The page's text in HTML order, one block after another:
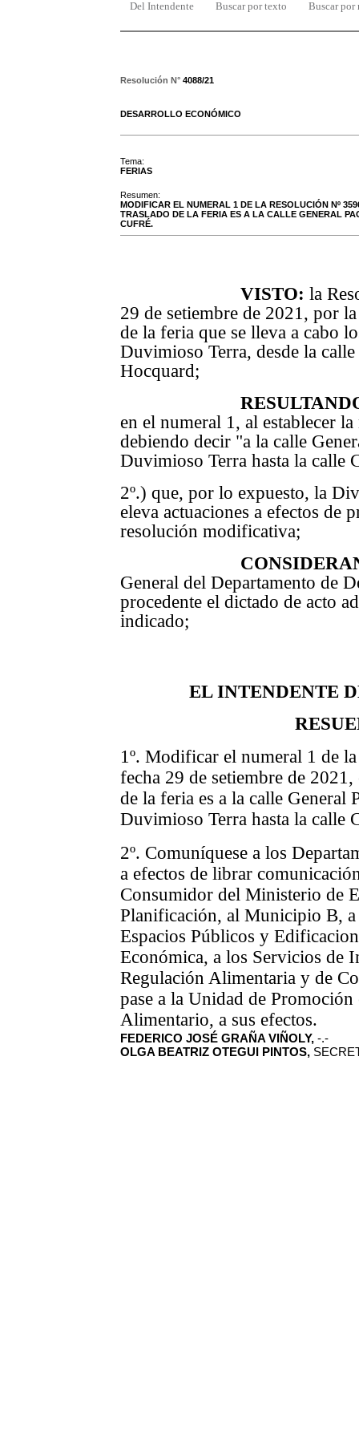
Del Intendente Buscar por texto Buscar por
Resolución N° 4088/21
DESARROLLO ECONÓMICO
Tema:
FERIAS
Resumen:
MODIFICAR EL NUMERAL 1 DE LA RESOLUCIÓN Nº
TRASLADO DE LA FERIA ES A LA CALLE GENERAL
CUFRÉ.
VISTO: la
29 de setiembre de 2021, por
de la feria que se lleva a cabo
Duvimioso Terra, desde la
Hocquard;
en el numeral 1, al establecer
debiendo decir "a la calle
Duvimioso Terra hasta la calle
2º.) que, por lo expuesto, la
eleva actuaciones a efectos de
resolución modificativa;
General del Departamento de
procedente el dictado de acto
indicado;
EL INTENDENTE
1º. Modificar el numeral 1 de
fecha 29 de setiembre de
de la feria es a la calle General
Duvimioso Terra hasta la calle
2º. Comuníquese a los
a efectos de librar
Consumidor del Ministerio de
Planificación, al Municipio B,
Espacios Públicos y
Económica, a los Servicios de
Regulación Alimentaria y de
pase a la Unidad de
Alimentario, a sus efectos.
FEDERICO JOSÉ GRAÑA VIÑOLY, -.-
OLGA BEATRIZ OTEGUI PINTOS,